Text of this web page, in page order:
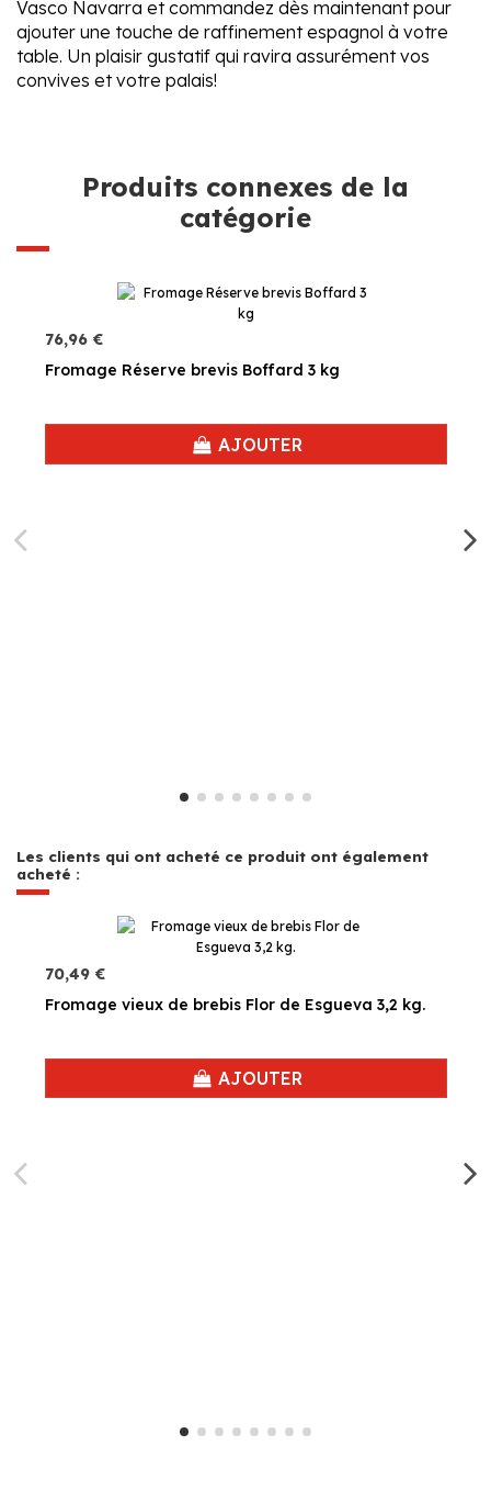
Vasco Navarra et commandez dès maintenant pour
ajouter une touche de raffinement espagnol à votre
table. Un plaisir gustatif qui ravira assurément vos
convives et votre palais!
Produits connexes de la
catégorie
76,96 €
Fromage Réserve brevis Boffard 3 kg
AJOUTER
Les clients qui ont acheté ce produit ont également
acheté :
70,49 €
Fromage vieux de brebis Flor de Esgueva 3,2 kg.
AJOUTER